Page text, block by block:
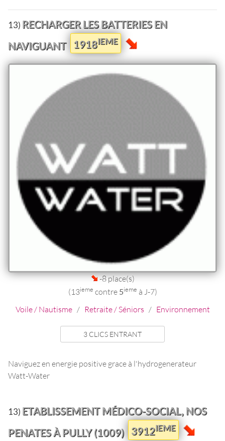
13) RECHARGER LES BATTERIES EN
NAVIGUANT
1918IEME
-8 place(s)
(13ieme contre 5ieme à J-7)
Voile / Nautisme/ Retraite / Séniors / Environnement
3 CLICS ENTRANT
Naviguez en energie positive grace à l'hydrogenerateur
Watt-Water
13) ETABLISSEMENT MÉDICO-SOCIAL, NOS
PENATES À PULLY (1009)
3912IEME